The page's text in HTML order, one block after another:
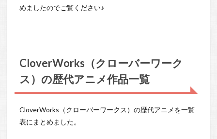
めましたのでご覧ください♪
CloverWorks（クローバーワーク
ス）の歴代アニメ作品一覧
CloverWorks（クローバーワークス）の歴代アニメを一覧
表にまとめました。